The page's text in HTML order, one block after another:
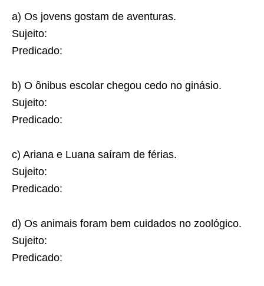
a) Os jovens gostam de aventuras.
Sujeito:
Predicado:
b) O ônibus escolar chegou cedo no ginásio.
Sujeito:
Predicado:
c) Ariana e Luana saíram de férias.
Sujeito:
Predicado:
d) Os animais foram bem cuidados no zoológico.
Sujeito:
Predicado: